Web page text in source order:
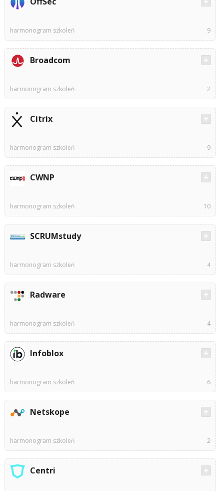
harmonogram szkoleń 9
Broadcom
harmonogram szkoleń 2
Citrix
harmonogram szkoleń 9
CWNP
harmonogram szkoleń 10
SCRUMstudy
harmonogram szkoleń 4
Radware
harmonogram szkoleń 4
Infoblox
harmonogram szkoleń 6
Netskope
harmonogram szkoleń 2
Centri